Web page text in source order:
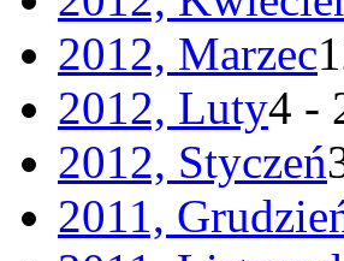
2012, Marzec
2012, Luty4 -
2012, Styczeń
2011,